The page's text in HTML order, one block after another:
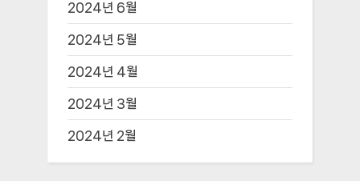
2024년 6월
2024년 5월
2024년 4월
2024년 3월
2024년 2월